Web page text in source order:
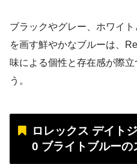
ブラックやグレー、ホワイ
を画す鮮やかなブルーは、
味による個性と存在感が際
う。
ロレックス デイト
0 ブライトブルーの